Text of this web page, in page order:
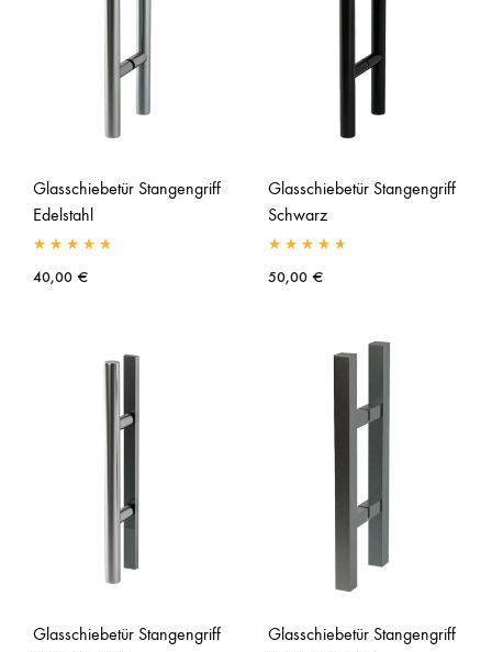
Glasschiebetür Stangengriff
Edelstahl
40,00 €
Glasschiebetür Stangengriff
Schwarz
50,00 €
Glasschiebetür Stangengriff
Glasschiebetür Stangengriff